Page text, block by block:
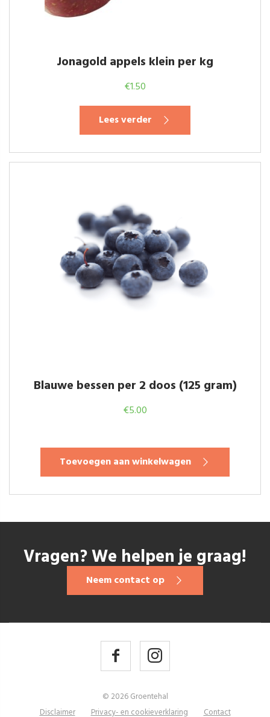
Jonagold appels klein per kg
€1.50
Lees verder
Blauwe bessen per 2 doos (125 gram)
€5.00
Toevoegen aan winkelwagen
Vragen? We helpen je graag!
Neem contact op
© 2026 Groentehal
Disclaimer
Privacy- en cookieverklaring Contact